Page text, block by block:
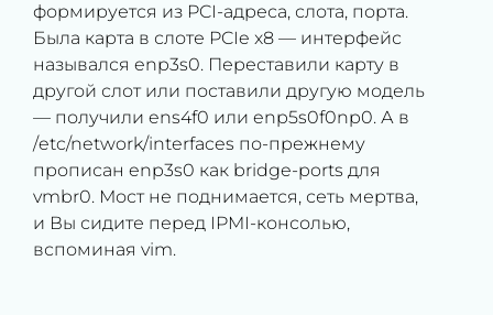
формируется из PCI-адреса, слота, порта.
Была карта в слоте PCIe x8 — интерфейс
назывался enp3s0. Переставили карту в
другой слот или поставили другую модель
— получили ens4f0 или enp5s0f0np0. А в
/etc/network/interfaces по-прежнему
прописан enp3s0 как bridge-ports для
vmbr0. Мост не поднимается, сеть мертва,
и Вы сидите перед IPMI-консолью,
вспоминая vim.